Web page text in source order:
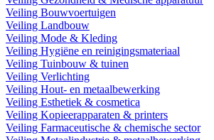
Veiling Bouwvoertuigen
Veiling Landbouw
Veiling Mode & Kleding
Veiling Hygiëne en reinigingsmateriaal
Veiling Tuinbouw & tuinen
Veiling Verlichting
Veiling Hout- en metaalbewerking
Veiling Esthetiek & cosmetica
Veiling Kopieerapparaten & printers
Veiling Farmaceutische & chemische sector